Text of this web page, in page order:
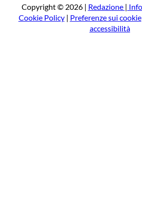
a
Copyright © 2026 | Redazione |
Cookie Policy| Preferenze sui cookie
accessibilità